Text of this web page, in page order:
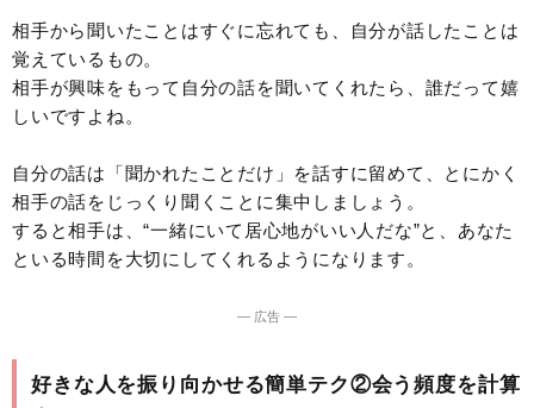
相手から聞いたことはすぐに忘れても、自分が話したことは
覚えているもの。
相手が興味をもって自分の話を聞いてくれたら、誰だって嬉
しいですよね。
自分の話は「聞かれたことだけ」を話すに留めて、とにかく
相手の話をじっくり聞くことに集中しましょう。
すると相手は、“一緒にいて居心地がいい人だな”と、あなた
といる時間を大切にしてくれるようになります。
― 広告 ―
好きな人を振り向かせる簡単テク②会う頻度を計算